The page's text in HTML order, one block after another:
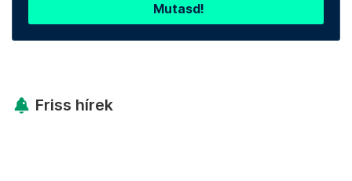
Mutasd!
Friss hírek